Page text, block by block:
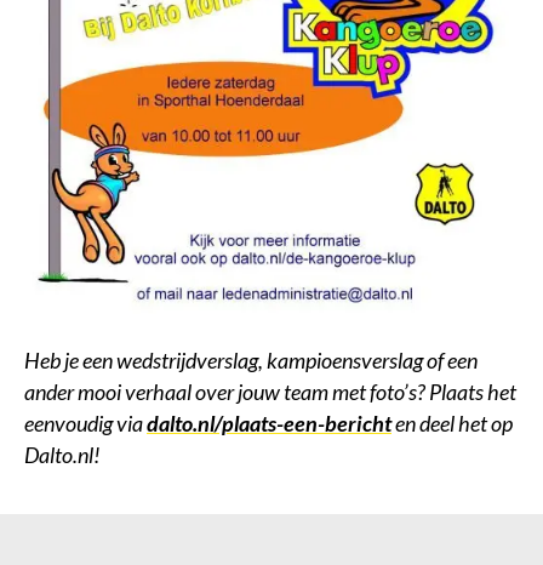
Heb je een wedstrijdverslag, kampioensverslag of een
ander mooi verhaal over jouw team met foto’s? Plaats het
eenvoudig viadalto.nl/plaats-een-berichten deel het op
Dalto.nl!